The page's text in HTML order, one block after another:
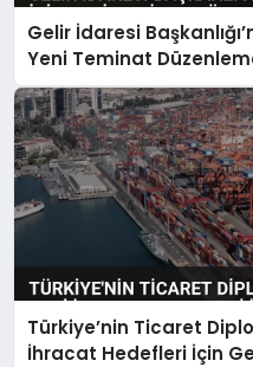
Gelir İdaresi
Yeni Teminat
Türkiye’nin Ticaret
İhracat Hedefleri İçin